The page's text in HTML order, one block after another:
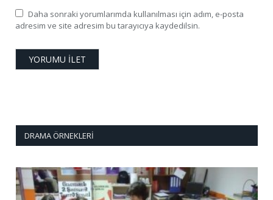
Daha sonraki yorumlarımda kullanılması için adım, e-posta
adresim ve site adresim bu tarayıcıya kaydedilsin.
DRAMA ÖRNEKLERI